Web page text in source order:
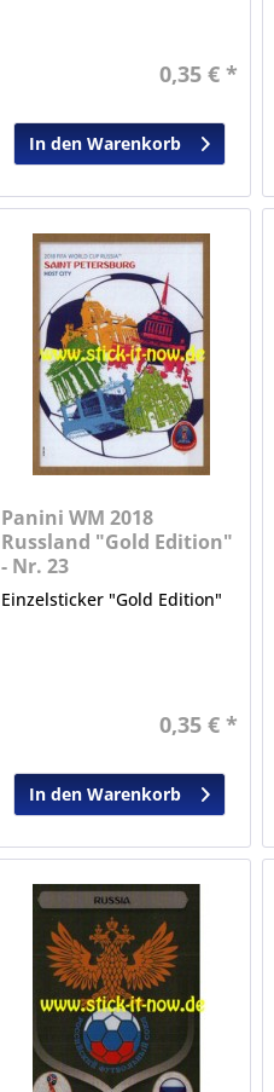
0,35 € *
In den Warenkorb
Panini WM 2018
Russland "Gold Edition"
- Nr. 23
Einzelsticker "Gold Edition"
0,35 € *
In den Warenkorb